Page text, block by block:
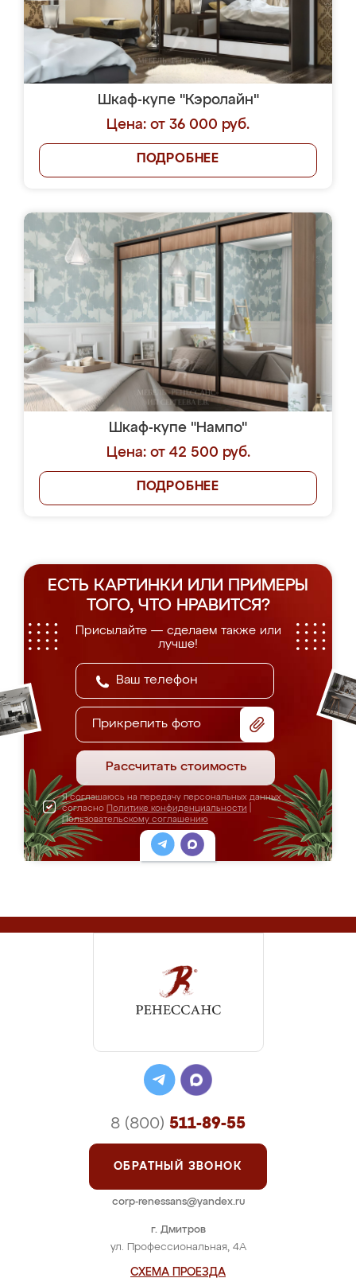
Шкаф-купе "Кэролайн"
Цена: от 36 000 руб.
ПОДРОБНЕЕ
Шкаф-купе "Нампо"
Цена: от 42 500 руб.
ПОДРОБНЕЕ
ЕСТЬ КАРТИНКИ ИЛИ ПРИМЕРЫ
ТОГО, ЧТО НРАВИТСЯ?
Присылайте — сделаем также или
лучше!
Прикрепить фото
Рассчитать стоимость
Я соглашаюсь на передачу персональных данных
согласно Политике конфиденциальности
Пользовательскому соглашению
г. Дмитров
ул. Профессиональная, 4А
СХЕМА ПРОЕЗДА
8 (800) 511-89-55
ОБРАТНЫЙ ЗВОНОК
corp-renessans@yandex.ru